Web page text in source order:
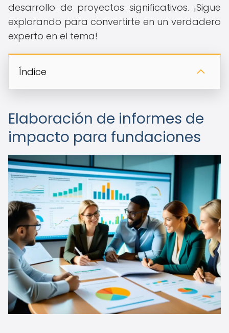
desarrollo de proyectos significativos. ¡Sigue
explorando para convertirte en un verdadero
experto en el tema!
Índice
Elaboración de informes de
impacto para fundaciones